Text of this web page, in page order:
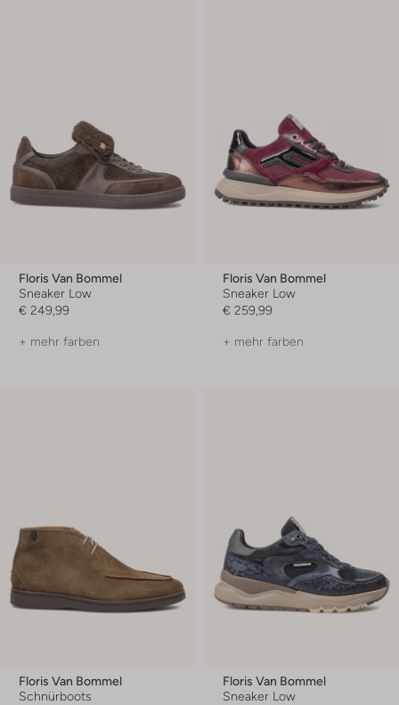
Floris Van Bommel
Sneaker Low
€ 249,99
+ mehr farben
Floris Van Bommel
Sneaker Low
€ 259,99
+ mehr farben
Floris Van Bommel
Schnürboots
Floris Van Bommel
Sneaker Low